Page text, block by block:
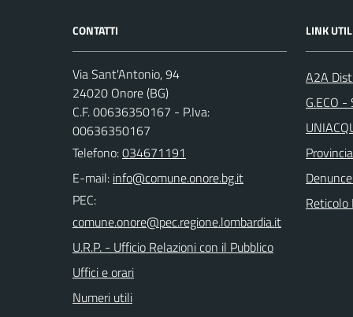
CONTATTI
Via Sant'Antonio, 94
24020 Onore (BG)
C.F. 00636350167 - P.Iva:
00636350167
Telefono:034671191
E-mail:
PEC:
U.R.P. - Ufficio Relazioni con il Pubblico
Uffici e orari
Numeri utili
LINK
A2A
G.ECO
Reticolo